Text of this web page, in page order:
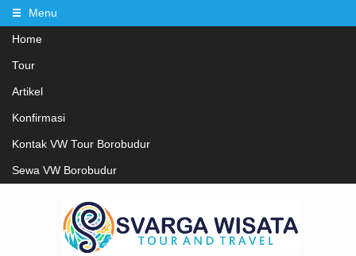
Menu
Home
Tour
Artikel
Konfirmasi
Kontak VW Tour Borobudur
Sewa VW Borobudur